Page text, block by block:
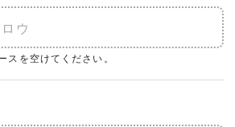
を空けてください。